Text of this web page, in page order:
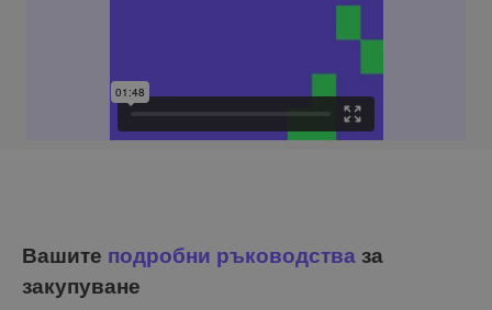
Вашите подробни ръководстваза
закупуване